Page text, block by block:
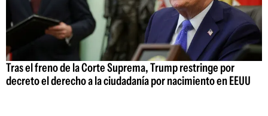
Tras el freno de la Corte Suprema, Trump restringe por
decreto el derecho a la ciudadanía por nacimiento en EEUU